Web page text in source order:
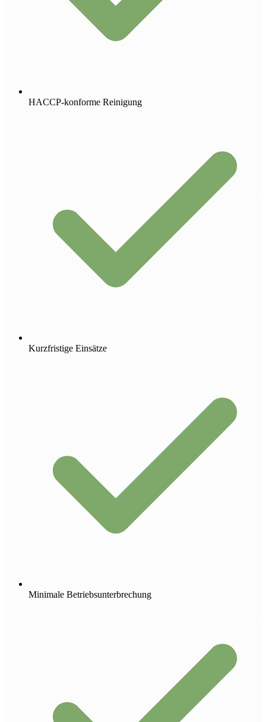
HACCP-konforme Reinigung
Kurzfristige Einsätze
Minimale Betriebsunterbrechung